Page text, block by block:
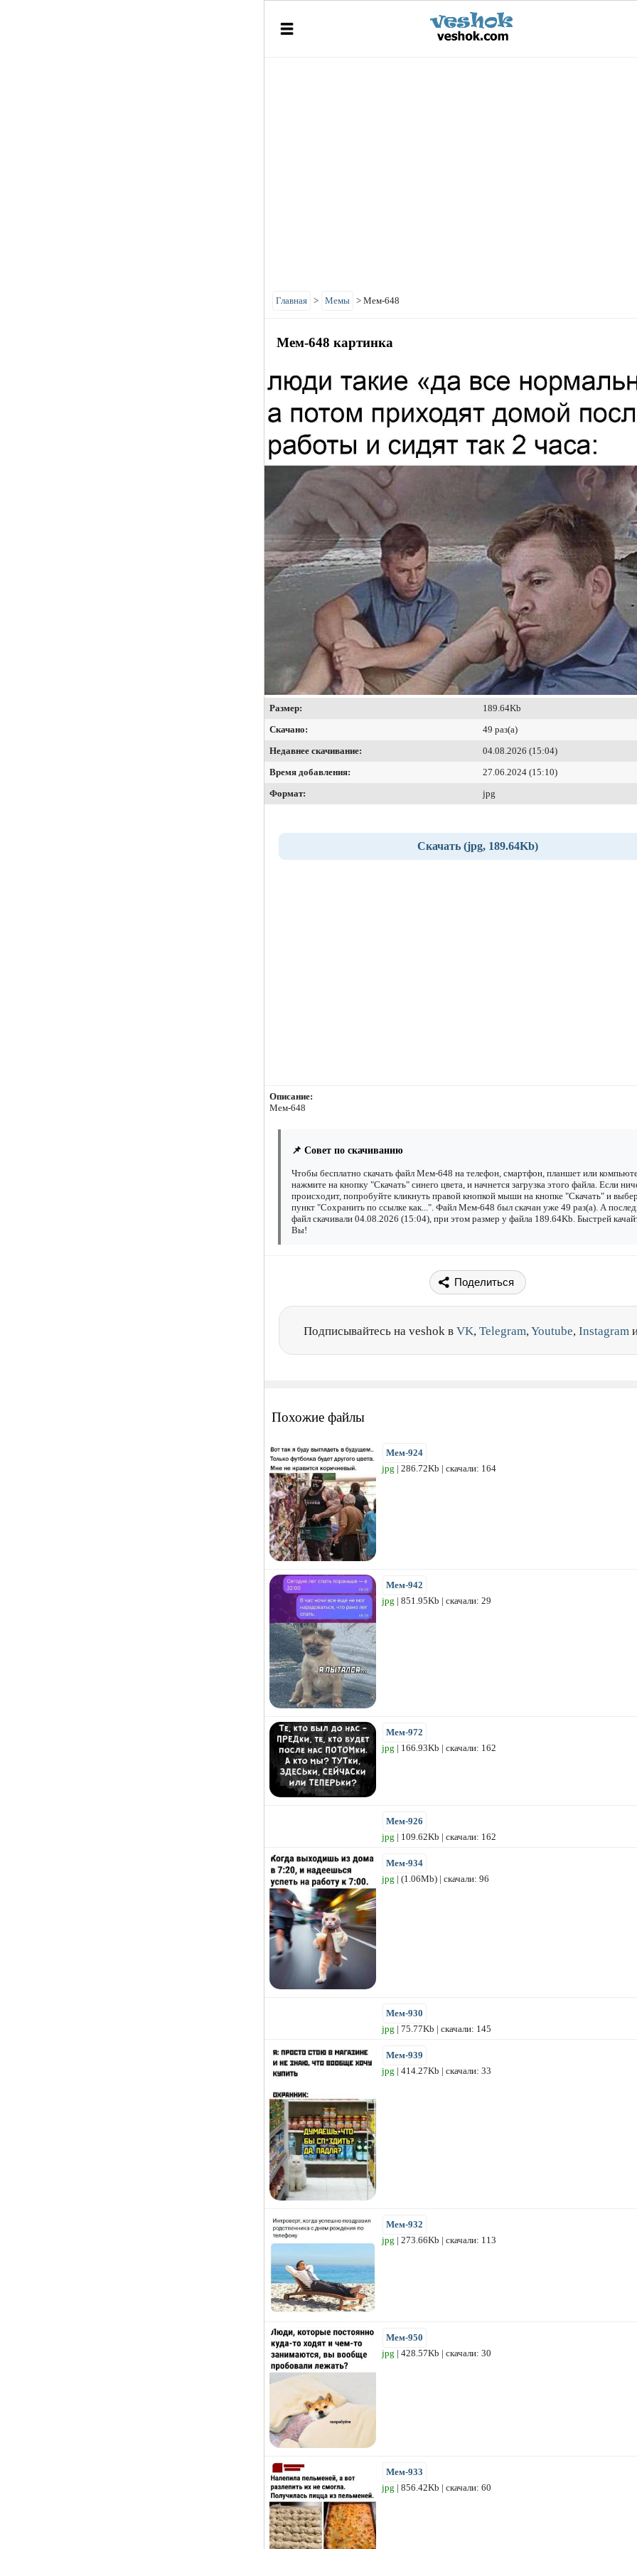
Главная > Мемы > Мем-648
Мем-648 картинка
Размер:
189.64Kb
Скачано:
49 раз(а)
Недавнее скачивание:
04.08.2026 (15:04)
Время добавления:
27.06.2024 (15:10)
Формат:
jpg
Скачать (jpg, 189.64Kb)
Описание:
Мем-648
📌 Совет по скачиванию
Чтобы бесплатно скачать файл Мем-648 на телефон, смартфон, планшет или
нажмите на кнопку "Скачать" синего цвета, и начнется загрузка этого файла. Если
происходит, попробуйте кликнуть правой кнопкой мыши на кнопке "Скачать" и
пункт "Сохранить по ссылке как...". Файл Мем-648 был скачан уже 49 раз(а). А
файл скачивали 04.08.2026 (15:04), при этом размер у файла 189.64Kb. Быстрей
Вы!
Поделиться
Подписывайтесь на veshok в VK, Telegram,Youtube, Instagram
Похожие файлы
Мем-924
jpg | 286.72Kb | скачали: 164
Мем-942
jpg | 851.95Kb | скачали: 29
Мем-972
jpg | 166.93Kb | скачали: 162
Мем-926
jpg | 109.62Kb | скачали: 162
Мем-934
jpg | (1.06Mb) | скачали: 96
Мем-930
jpg | 75.77Kb | скачали: 145
Мем-939
jpg | 414.27Kb | скачали: 33
Мем-932
jpg | 273.66Kb | скачали: 113
Мем-950
jpg | 428.57Kb | скачали: 30
Мем-933
jpg | 856.42Kb | скачали: 60